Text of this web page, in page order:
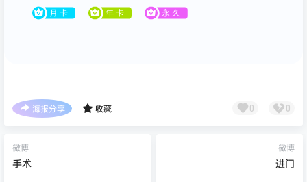
海报分享 收藏 0 0
微博
手术 ​​​
微博
进门